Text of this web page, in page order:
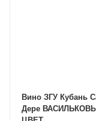
Вино ЗГУ Кубань
Дере